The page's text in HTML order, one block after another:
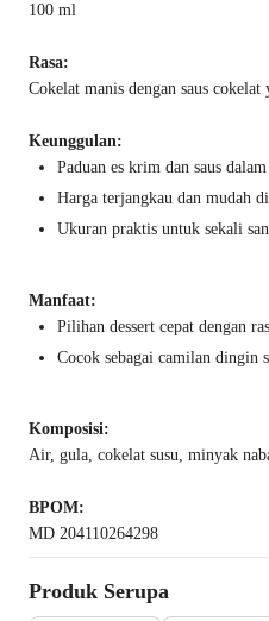
100 ml
Rasa:
Cokelat manis dengan saus cokelat
Keunggulan:
Paduan es krim dan saus
Harga terjangkau dan mudah
Ukuran praktis untuk sekali
Manfaat:
Pilihan dessert cepat dengan
Cocok sebagai camilan dingin
Komposisi:
Air, gula, cokelat susu, minyak
BPOM:
MD 204110264298
Produk Serupa